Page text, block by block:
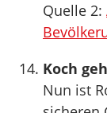
Quelle 2:
Koch
Nun ist